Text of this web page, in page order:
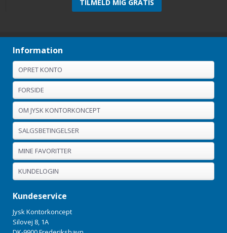
Information
OPRET KONTO
FORSIDE
OM JYSK KONTORKONCEPT
SALGSBETINGELSER
MINE FAVORITTER
KUNDELOGIN
Kundeservice
Jysk Kontorkoncept
Silovej 8, 1A